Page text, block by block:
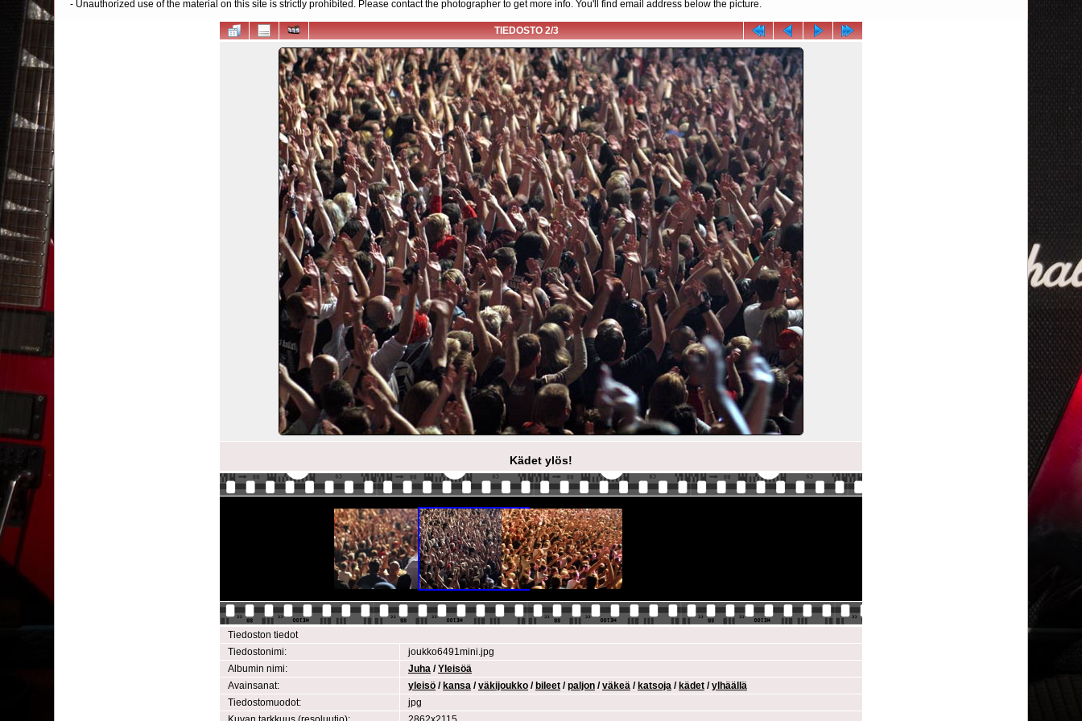
- Unauthorized use of the material on this site is strictly prohibited. Please contact the photographer to get more info. You'll find email address below the picture.
TIEDOSTO 2/3
Kädet ylös!
Tiedoston tiedot
Tiedostonimi:
joukko6491mini.jpg
Albumin nimi:
Juha /Yleisöä
Avainsanat:
yleisö / kansa /väkijoukko / bileet /paljon /väkeä / katsoja / kädet /ylhäällä
Tiedostomuodot:
jpg